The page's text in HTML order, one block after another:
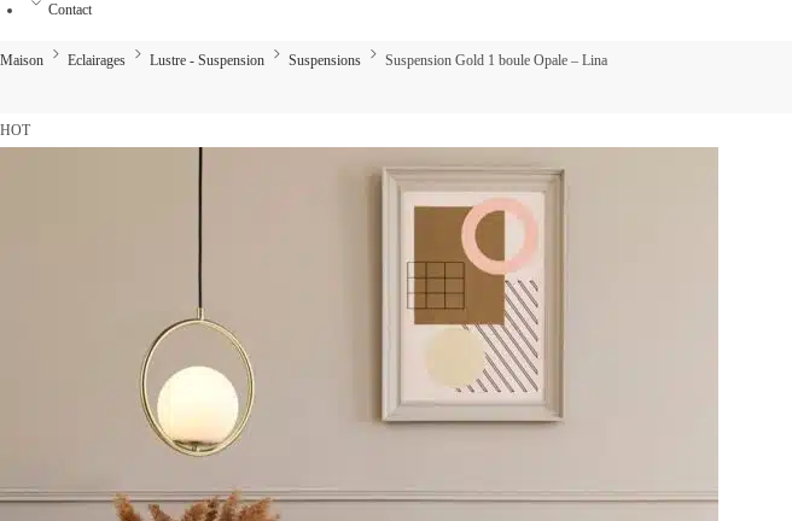
Contact
Maison Eclairages Lustre - Suspension Suspensions Suspension Gold 1 boule Opale – Lina
HOT